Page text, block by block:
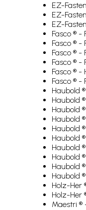
EZ-
EZ-
EZ-
Fasco ® -
Fasco ® -
Fasco ® -
Fasco ® -
Fasco ® -
Fasco ® -
Haubold
Haubold
Haubold
Haubold
Haubold
Haubold
Haubold
Haubold
Haubold
Haubold
Holz-Her
Holz-Her
Maestri ®